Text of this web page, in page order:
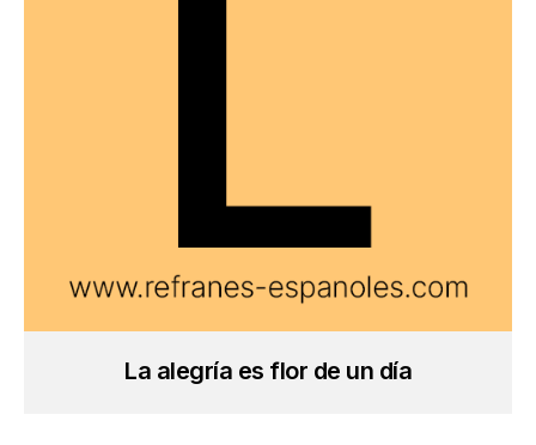
La alegría es flor de un día